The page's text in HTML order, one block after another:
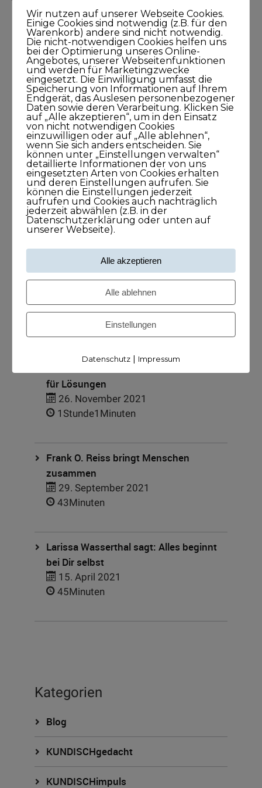
Suche nach einem Podcast
Newsletter
Meine Podcasts
für Lösungen
26. November 2021
1Stunde1Minuten
Frank O. Reiss bringt Menschen
zusammen
29. September 2021
43Minuten
Larissa Wasserthal sagt: Alles beginnt
bei Dir selbst
15. April 2021
45Minuten
Kategorien
Blog
KUNDISCHgedacht
KUNDISCHimpuls
Wir nutzen auf unserer Webseite Cookies.
Einige Cookies sind notwendig (z.B. für den
Warenkorb) andere sind nicht notwendig.
Die nicht-notwendigen Cookies helfen uns
bei der Optimierung unseres Online-
Angebotes, unserer Webseitenfunktionen
und werden für Marketingzwecke
eingesetzt. Die Einwilligung umfasst die
Speicherung von Informationen auf Ihrem
Endgerät, das Auslesen personenbezogener
Daten sowie deren Verarbeitung. Klicken Sie
auf „Alle akzeptieren“, um in den Einsatz
von nicht notwendigen Cookies
einzuwilligen oder auf „Alle ablehnen“,
wenn Sie sich anders entscheiden. Sie
können unter „Einstellungen verwalten“
detaillierte Informationen der von uns
eingesetzten Arten von Cookies erhalten
und deren Einstellungen aufrufen. Sie
können die Einstellungen jederzeit
aufrufen und Cookies auch nachträglich
jederzeit abwählen (z.B. in der
Datenschutzerklärung oder unten auf
unserer Webseite).
Alle akzeptieren
Alle ablehnen
Einstellungen
Datenschutz| Impressum